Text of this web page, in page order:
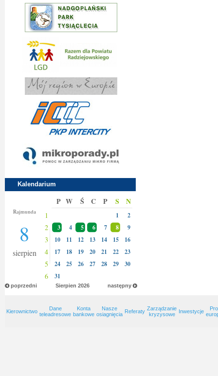
Kalendarium
Rajmunda
8
sierpien
P W Ś C P S N
1 1 2
2 3 4 5 6 7 8 9
3 10 11 12 13 14 15 16
4 17 18 19 20 21 22 23
5 24 25 26 27 28 29 30
6 31
poprzedni następny
Sierpien 2026
Kierownictwo
Dane
teleadresowe
Konta
bankowe
Nasze
osiagnięcia Referaty Zarządzanie
kryzysowe
Inwestycje